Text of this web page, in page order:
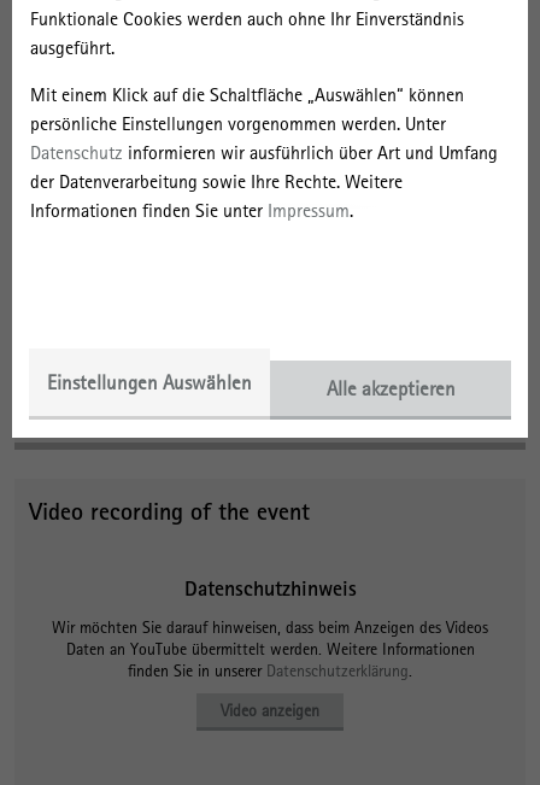
Funktionale Cookies werden auch ohne Ihr Einverständnis
ausgeführt.
Mit einem Klick auf die Schaltfläche „Auswählen“ können
persönliche Einstellungen vorgenommen werden. Unter
Datenschutz informieren wir ausführlich über Art und Umfang
der Datenverarbeitung sowie Ihre Rechte. Weitere
Informationen finden Sie unter Impressum.
Einstellungen Auswählen Alle akzeptieren
22 November 2021
3.00 -5.00 pm CET
digital IRS International Lecture on Society and Space
Registration
No fees are charged for this talk.
Alessandra Faggian - Abstract and Vita
Video recording of the event
Datenschutzhinweis
Wir möchten Sie darauf hinweisen, dass beim Anzeigen des Videos
Daten an YouTube übermittelt werden. Weitere Informationen
finden Sie in unserer Datenschutzerklärung
Video anzeigen